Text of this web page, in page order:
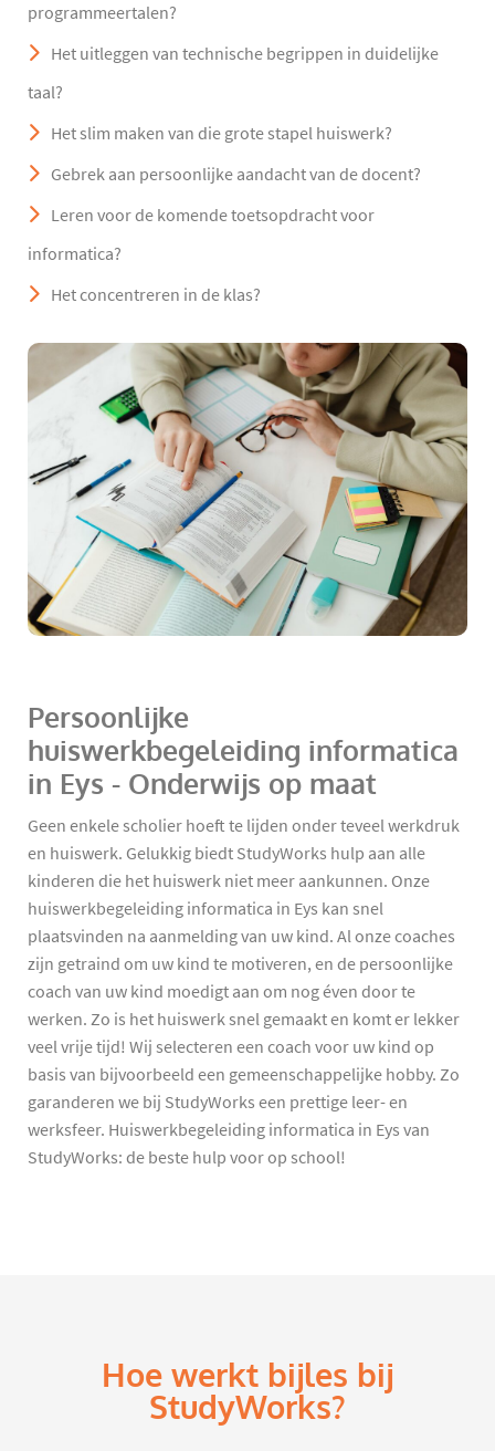
programmeertalen?
Het uitleggen van technische begrippen in duidelijke
taal?
Het slim maken van die grote stapel huiswerk?
Gebrek aan persoonlijke aandacht van de docent?
Leren voor de komende toetsopdracht voor
informatica?
Het concentreren in de klas?
Persoonlijke
huiswerkbegeleiding informatica
in Eys - Onderwijs op maat
Geen enkele scholier hoeft te lijden onder teveel werkdruk
en huiswerk. Gelukkig biedt StudyWorks hulp aan alle
kinderen die het huiswerk niet meer aankunnen. Onze
huiswerkbegeleiding informatica in Eys kan snel
plaatsvinden na aanmelding van uw kind. Al onze coaches
zijn getraind om uw kind te motiveren, en de persoonlijke
coach van uw kind moedigt aan om nog éven door te
werken. Zo is het huiswerk snel gemaakt en komt er lekker
veel vrije tijd! Wij selecteren een coach voor uw kind op
basis van bijvoorbeeld een gemeenschappelijke hobby. Zo
garanderen we bij StudyWorks een prettige leer- en
werksfeer. Huiswerkbegeleiding informatica in Eys van
StudyWorks: de beste hulp voor op school!
Hoe werkt bijles bij
StudyWorks?